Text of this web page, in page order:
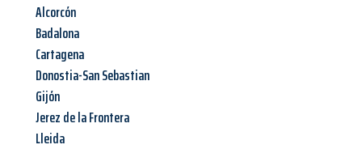
Alcorcón
Badalona
Cartagena
Donostia-San Sebastian
Gijón
Jerez de la Frontera
Lleida